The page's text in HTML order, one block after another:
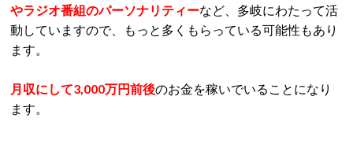
やラジオ番組のパーソナリティーなど、多岐にわたって活
動していますので、もっと多くもらっている可能性もあり
ます。
月収にして3,000万円前後のお金を稼いでいることになり
ます。